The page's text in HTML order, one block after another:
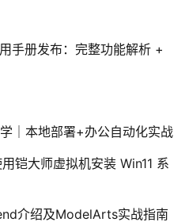
手册发布：完整功能解析 +
｜本地部署+办公自动化实战
铠大师虚拟机安装 Win11 系
介绍及ModelArts实战指南